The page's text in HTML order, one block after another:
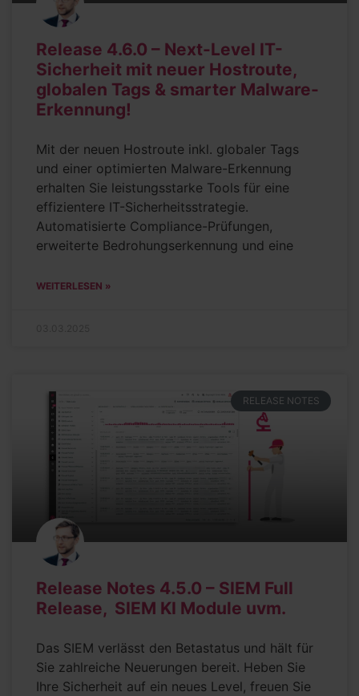
Release 4.6.0 – Next-Level IT-
Sicherheit mit neuer Hostroute,
globalen Tags & smarter Malware-
Erkennung!
Mit der neuen Hostroute inkl. globaler Tags
und einer optimierten Malware-Erkennung
erhalten Sie leistungsstarke Tools für eine
effizientere IT-Sicherheitsstrategie.
Automatisierte Compliance-Prüfungen,
erweiterte Bedrohungserkennung und eine
WEITERLESEN »
RELEASE NOTES
Release Notes 4.5.0 – SIEM Full
Release, SIEM KI Module uvm.
Das SIEM verlässt den Betastatus und hält für
Sie zahlreiche Neuerungen bereit. Heben Sie
Ihre Sicherheit auf ein neues Level, freuen Sie